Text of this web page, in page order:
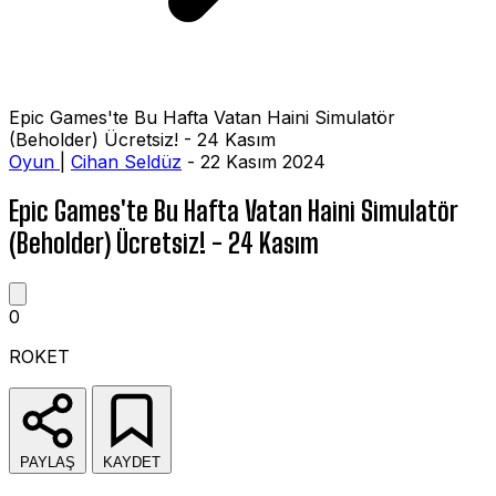
Epic Games'te Bu Hafta Vatan Haini Simulatör
(Beholder) Ücretsiz! - 24 Kasım
Oyun
Cihan Seldüz - 22 Kasım 2024
Epic Games'te Bu Hafta Vatan Haini Simulatör
(Beholder) Ücretsiz! - 24 Kasım
0
ROKET
PAYLAŞ KAYDET